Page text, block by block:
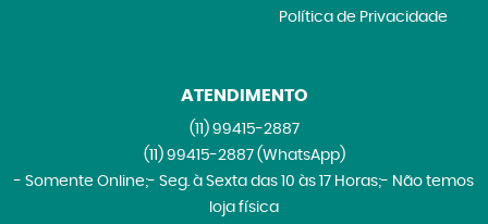
Política de Privacidade
ATENDIMENTO
(11)99415-2887
(11)99415-2887 (WhatsApp)
- Somente Online;- Seg. à Sexta das 10 às 17 Horas;- Não temos
loja física